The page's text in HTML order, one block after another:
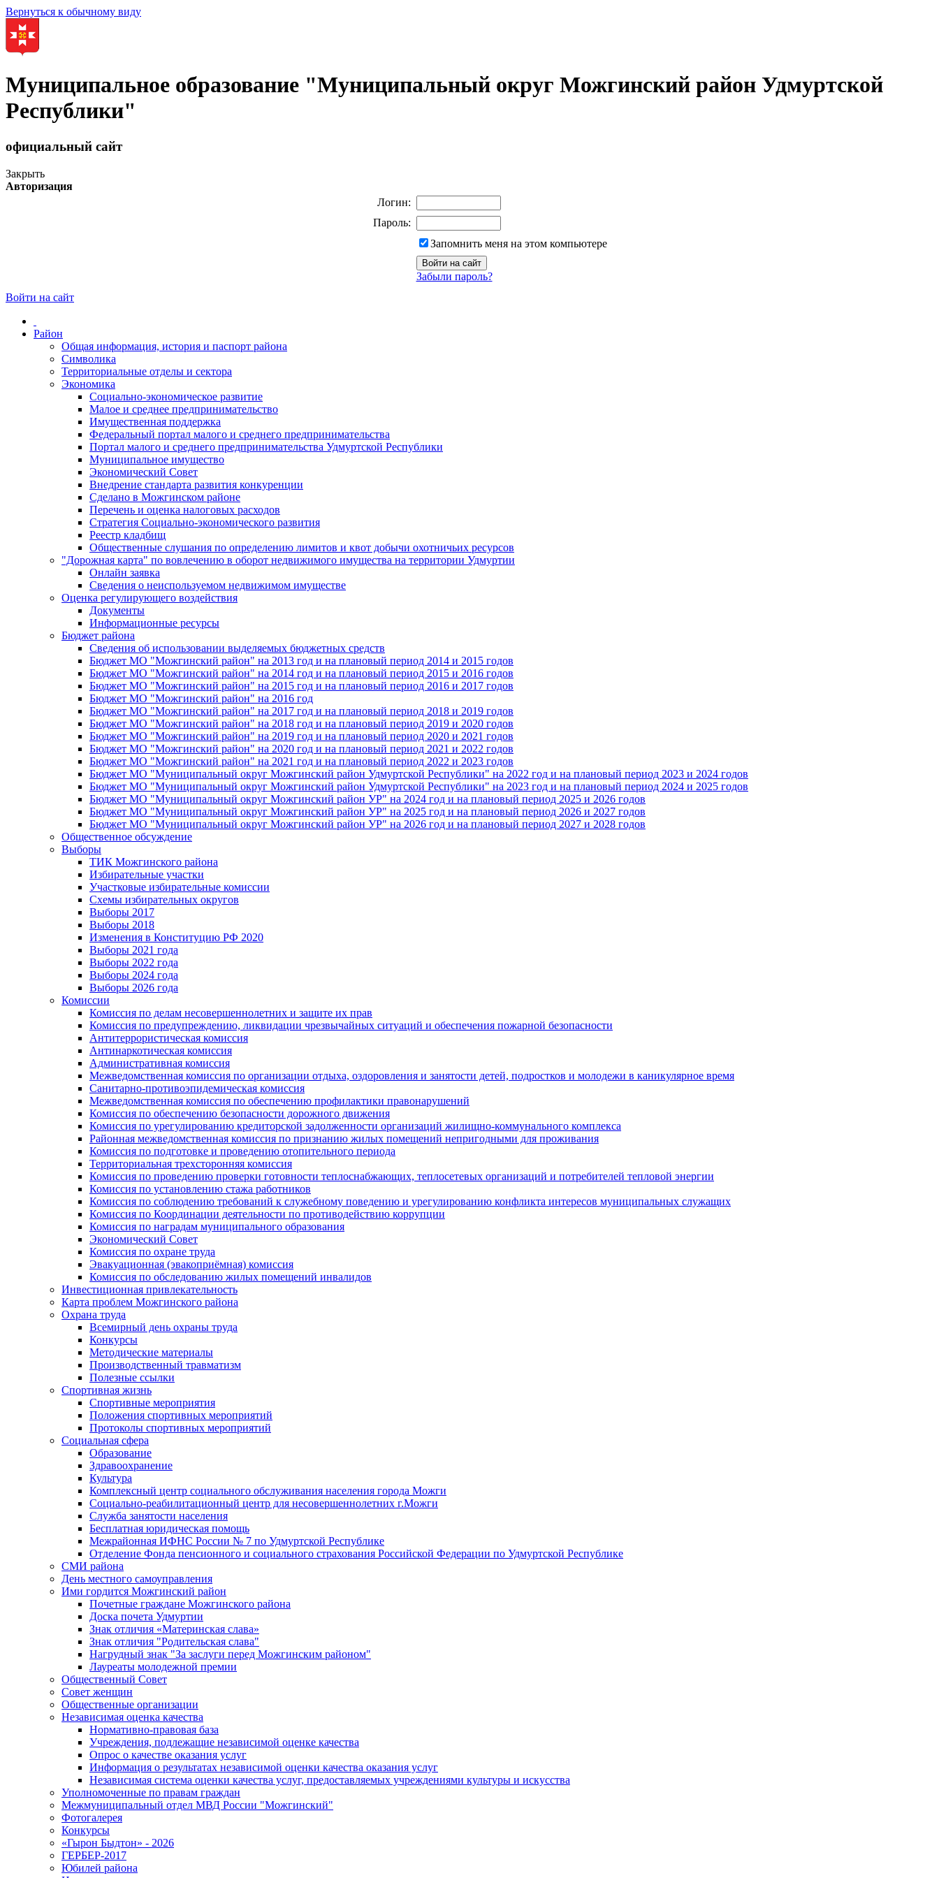
Вернуться к обычному виду
Муниципальное образование "Муниципальный округ Можгинский район Удмуртской
Республики"
официальный сайт
Закрыть
Авторизация
Логин:
Пароль:
Запомнить меня на этом компьютере
Забыли пароль?
Войти на сайт
Район
Общая информация, история и паспорт района
Символика
Территориальные отделы и сектора
Экономика
Социально-экономическое развитие
Малое и среднее предпринимательство
Имущественная поддержка
Федеральный портал малого и среднего предпринимательства
Портал малого и среднего предпринимательства Удмуртской Республики
Муниципальное имущество
Экономический Совет
Внедрение стандарта развития конкуренции
Сделано в Можгинском районе
Перечень и оценка налоговых расходов
Стратегия Социально-экономического развития
Реестр кладбищ
Общественные слушания по определению лимитов и квот добычи охотничьих ресурсов
"Дорожная карта" по вовлечению в оборот недвижимого имущества на территории Удмуртии
Онлайн заявка
Сведения о неиспользуемом недвижимом имуществе
Оценка регулирующего воздействия
Документы
Информационные ресурсы
Бюджет района
Сведения об использовании выделяемых бюджетных средств
Бюджет МО "Можгинский район" на 2013 год и на плановый период 2014 и 2015 годов
Бюджет МО "Можгинский район" на 2014 год и на плановый период 2015 и 2016 годов
Бюджет МО "Можгинский район" на 2015 год и на плановый период 2016 и 2017 годов
Бюджет МО "Можгинский район" на 2016 год
Бюджет МО "Можгинский район" на 2017 год и на плановый период 2018 и 2019 годов
Бюджет МО "Можгинский район" на 2018 год и на плановый период 2019 и 2020 годов
Бюджет МО "Можгинский район" на 2019 год и на плановый период 2020 и 2021 годов
Бюджет МО "Можгинский район" на 2020 год и на плановый период 2021 и 2022 годов
Бюджет МО "Можгинский район" на 2021 год и на плановый период 2022 и 2023 годов
Бюджет МО "Муниципальный округ Можгинский район Удмуртской Республики" на 2022 год и на плановый период 2023 и 2024 годов
Бюджет МО "Муниципальный округ Можгинский район Удмуртской Республики" на 2023 год и на плановый период 2024 и 2025 годов
Бюджет МО "Муниципальный округ Можгинский район УР" на 2024 год и на плановый период 2025 и 2026 годов
Бюджет МО "Муниципальный округ Можгинский район УР" на 2025 год и на плановый период 2026 и 2027 годов
Бюджет МО "Муниципальный округ Можгинский район УР" на 2026 год и на плановый период 2027 и 2028 годов
Общественное обсуждение
Выборы
ТИК Можгинского района
Избирательные участки
Участковые избирательные комиссии
Схемы избирательных округов
Выборы 2017
Выборы 2018
Изменения в Конституцию РФ 2020
Выборы 2021 года
Выборы 2022 года
Выборы 2024 года
Выборы 2026 года
Комиссии
Комиссия по делам несовершеннолетних и защите их прав
Комиссия по предупреждению, ликвидации чрезвычайных ситуаций и обеспечения пожарной безопасности
Антитеррористическая комиссия
Антинаркотическая комиссия
Административная комиссия
Межведомственная комиссия по организации отдыха, оздоровления и занятости детей, подростков и молодежи в каникулярное время
Санитарно-противоэпидемическая комиссия
Межведомственная комиссия по обеспечению профилактики правонарушений
Комиссия по обеспечению безопасности дорожного движения
Комиссия по урегулированию кредиторской задолженности организаций жилищно-коммунального комплекса
Районная межведомственная комиссия по признанию жилых помещений непригодными для проживания
Комиссия по подготовке и проведению отопительного периода
Территориальная трехсторонняя комиссия
Комиссия по проведению проверки готовности теплоснабжающих, теплосетевых организаций и потребителей тепловой энергии
Комиссия по установлению стажа работников
Комиссия по соблюдению требований к служебному поведению и урегулированию конфликта интересов муниципальных служащих
Комиссия по Координации деятельности по противодействию коррупции
Комиссия по наградам муниципального образования
Экономический Совет
Комиссия по охране труда
Эвакуационная (эвакоприёмная) комиссия
Комиссия по обследованию жилых помещений инвалидов
Инвестиционная привлекательность
Карта проблем Можгинского района
Охрана труда
Всемирный день охраны труда
Конкурсы
Методические материалы
Производственный травматизм
Полезные ссылки
Спортивная жизнь
Спортивные мероприятия
Положения спортивных мероприятий
Протоколы спортивных мероприятий
Социальная сфера
Образование
Здравоохранение
Культура
Комплексный центр социального обслуживания населения города Можги
Социально-реабилитационный центр для несовершеннолетних г.Можги
Служба занятости населения
Бесплатная юридическая помощь
Межрайонная ИФНС России № 7 по Удмуртской Республике
Отделение Фонда пенсионного и социального страхования Российской Федерации по Удмуртской Республике
СМИ района
День местного самоуправления
Ими гордится Можгинский район
Почетные граждане Можгинского района
Доска почета Удмуртии
Знак отличия «Материнская слава»
Знак отличия "Родительская слава"
Нагрудный знак "За заслуги перед Можгинским районом"
Лауреаты молодежной премии
Общественный Совет
Совет женщин
Общественные организации
Независимая оценка качества
Нормативно-правовая база
Учреждения, подлежащие независимой оценке качества
Опрос о качестве оказания услуг
Информация о результатах независимой оценки качества оказания услуг
Независимая система оценки качества услуг, предоставляемых учреждениями культуры и искусства
Уполномоченные по правам граждан
Межмуниципальный отдел МВД России "Можгинский"
Фотогалерея
Конкурсы
«Гырон Быдтон» - 2026
ГЕРБЕР-2017
Юбилей района